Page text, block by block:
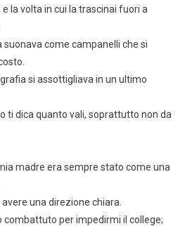
la volta in cui la trascinai fuori a
suonava come campanelli che si
si assottigliava in un ultimo
ti dica quanto vali, soprattutto non da
madre era sempre stato come una
una direzione chiara.
combattuto per impedirmi il college;